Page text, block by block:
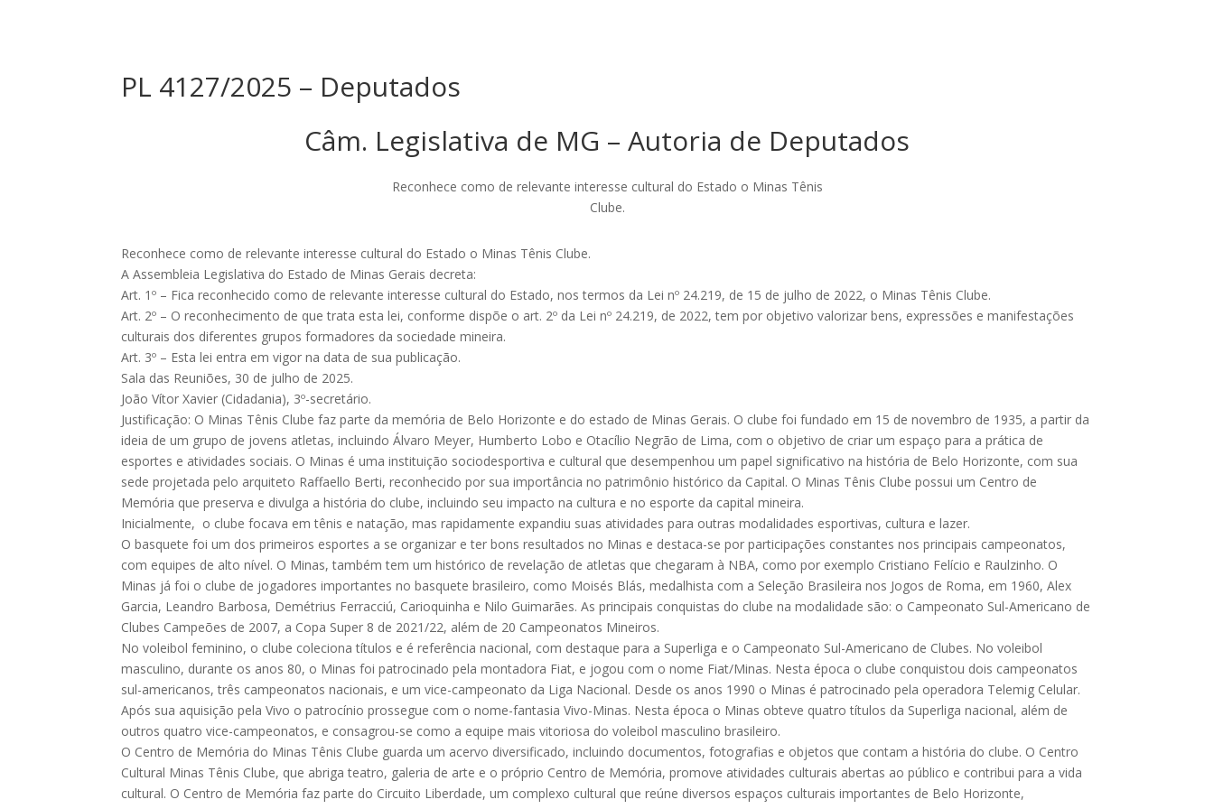
PL 4127/2025 – Deputados
Câm. Legislativa de MG – Autoria de Deputados
Reconhece como de relevante interesse cultural do Estado o Minas Tênis
Clube.
Reconhece como de relevante interesse cultural do Estado o Minas Tênis Clube.
A Assembleia Legislativa do Estado de Minas Gerais decreta:
Art. 1º – Fica reconhecido como de relevante interesse cultural do Estado, nos termos da Lei nº 24.219, de 15 de julho de 2022, o Minas Tênis Clube.
Art. 2º – O reconhecimento de que trata esta lei, conforme dispõe o art. 2º da Lei nº 24.219, de 2022, tem por objetivo valorizar bens, expressões e manifestações
culturais dos diferentes grupos formadores da sociedade mineira.
Art. 3º – Esta lei entra em vigor na data de sua publicação.
Sala das Reuniões, 30 de julho de 2025.
João Vítor Xavier (Cidadania), 3º-secretário.
Justificação: O Minas Tênis Clube faz parte da memória de Belo Horizonte e do estado de Minas Gerais. O clube foi fundado em 15 de novembro de 1935, a partir da
ideia de um grupo de jovens atletas, incluindo Álvaro Meyer, Humberto Lobo e Otacílio Negrão de Lima, com o objetivo de criar um espaço para a prática de
esportes e atividades sociais. O Minas é uma instituição sociodesportiva e cultural que desempenhou um papel significativo na história de Belo Horizonte, com sua
sede projetada pelo arquiteto Raffaello Berti, reconhecido por sua importância no patrimônio histórico da Capital. O Minas Tênis Clube possui um Centro de
Memória que preserva e divulga a história do clube, incluindo seu impacto na cultura e no esporte da capital mineira.
Inicialmente, o clube focava em tênis e natação, mas rapidamente expandiu suas atividades para outras modalidades esportivas, cultura e lazer.
O basquete foi um dos primeiros esportes a se organizar e ter bons resultados no Minas e destaca-se por participações constantes nos principais campeonatos,
com equipes de alto nível. O Minas, também tem um histórico de revelação de atletas que chegaram à NBA, como por exemplo Cristiano Felício e Raulzinho. O
Minas já foi o clube de jogadores importantes no basquete brasileiro, como Moisés Blás, medalhista com a Seleção Brasileira nos Jogos de Roma, em 1960, Alex
Garcia, Leandro Barbosa, Demétrius Ferracciú, Carioquinha e Nilo Guimarães. As principais conquistas do clube na modalidade são: o Campeonato Sul-Americano de
Clubes Campeões de 2007, a Copa Super 8 de 2021/22, além de 20 Campeonatos Mineiros.
No voleibol feminino, o clube coleciona títulos e é referência nacional, com destaque para a Superliga e o Campeonato Sul-Americano de Clubes. No voleibol
masculino, durante os anos 80, o Minas foi patrocinado pela montadora Fiat, e jogou com o nome Fiat/Minas. Nesta época o clube conquistou dois campeonatos
sul-americanos, três campeonatos nacionais, e um vice-campeonato da Liga Nacional. Desde os anos 1990 o Minas é patrocinado pela operadora Telemig Celular.
Após sua aquisição pela Vivo o patrocínio prossegue com o nome-fantasia Vivo-Minas. Nesta época o Minas obteve quatro títulos da Superliga nacional, além de
outros quatro vice-campeonatos, e consagrou-se como a equipe mais vitoriosa do voleibol masculino brasileiro.
O Centro de Memória do Minas Tênis Clube guarda um acervo diversificado, incluindo documentos, fotografias e objetos que contam a história do clube. O Centro
Cultural Minas Tênis Clube, que abriga teatro, galeria de arte e o próprio Centro de Memória, promove atividades culturais abertas ao público e contribui para a vida
cultural. O Centro de Memória faz parte do Circuito Liberdade, um complexo cultural que reúne diversos espaços culturais importantes de Belo Horizonte,